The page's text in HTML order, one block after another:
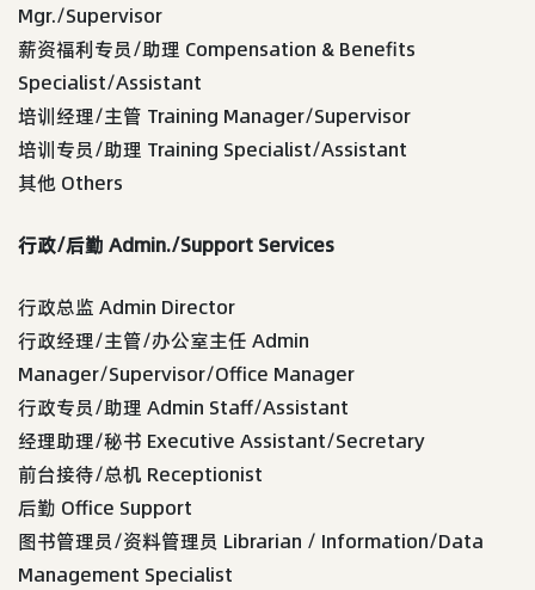
Mgr./Supervisor
薪资福利专员/助理 Compensation & Benefits
Specialist/Assistant
培训经理/主管 Training Manager/Supervisor
培训专员/助理 Training Specialist/Assistant
其他 Others
行政/后勤 Admin./Support Services
行政总监 Admin Director
行政经理/主管/办公室主任 Admin
Manager/Supervisor/Office Manager
行政专员/助理 Admin Staff/Assistant
经理助理/秘书 Executive Assistant/Secretary
前台接待/总机 Receptionist
后勤 Office Support
图书管理员/资料管理员 Librarian / Information/Data
Management Specialist